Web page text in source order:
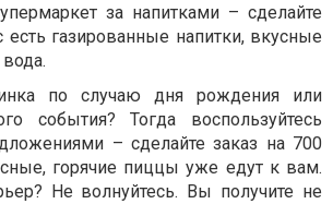
за напитками – сделайте
есть газированные напитки, вкусные
по случаю дня рождения или
события? Тогда воспользуйтесь
– сделайте заказ на 700
горячие пиццы уже едут к вам.
Не волнуйтесь. Вы получите не